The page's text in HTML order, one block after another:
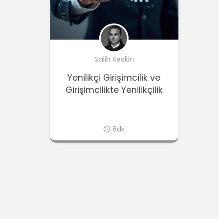
Salih Keskin
Yenilikçi Girişimcilik ve
Girişimcilikte Yenilikçilik
8dk